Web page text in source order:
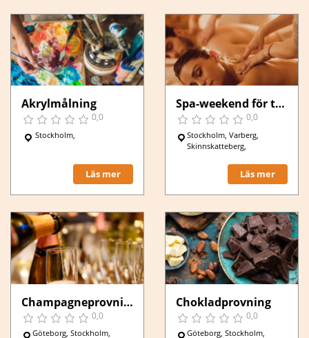
Akrylmålning
0,0
Stockholm,
Läs mer
Spa-weekend för två
0,0
Stockholm, Varberg,
Skinnskatteberg,
Läs mer
Champagneprovning
0,0
Göteborg, Stockholm,
Chokladprovning
0,0
Göteborg, Stockholm,